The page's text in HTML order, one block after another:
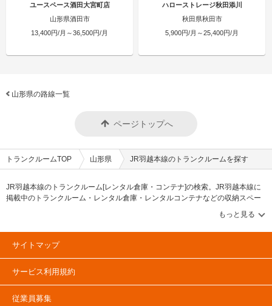
ユースペース酒田大宮町店
山形県酒田市
13,400円/月～36,500円/月
ハローストレージ秋田添川
秋田県秋田市
5,900円/月～25,400円/月
山形県の路線一覧
ページトップへ
トランクルームTOP 山形県 JR羽越本線のトランクルームを探す
JR羽越本線のトランクルーム[レンタル倉庫・コンテナ]の検索。JR羽越本線に
掲載中のトランクルーム・レンタル倉庫・レンタルコンテナなどの収納スペー
スを、借りたい地域から探して、広さ・料金[賃料]・セキュリティ・空調完備・
24時間出し入れ可能などの希望条件で絞込み！豊富な物件数から様々な方法で
ご希望の収納スペースを簡単に探せるトランクルーム情報サイトです。JR羽越
本線で気になるトランクルームを見つけたら、メールか電話でお問合せが可能
サイトマップ
サービス利用規約
従業員募集